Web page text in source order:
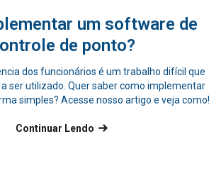
um software de
de ponto?
dos funcionários é um trabalho difícil que
ser utilizado. Quer saber como implementar
simples? Acesse nosso artigo e veja como!
Continuar Lendo